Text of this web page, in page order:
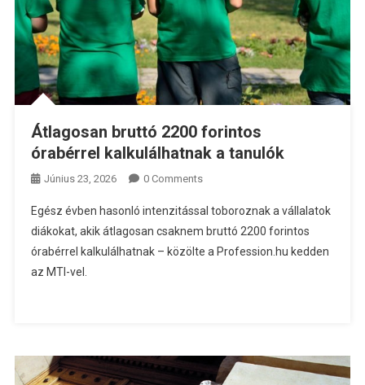
Átlagosan bruttó 2200 forintos
órabérrel kalkulálhatnak a tanulók
Június 23, 2026 0 Comments
Egész évben hasonló intenzitással toboroznak a vállalatok
diákokat, akik átlagosan csaknem bruttó 2200 forintos
órabérrel kalkulálhatnak – közölte a Profession.hu kedden
az MTI-vel.